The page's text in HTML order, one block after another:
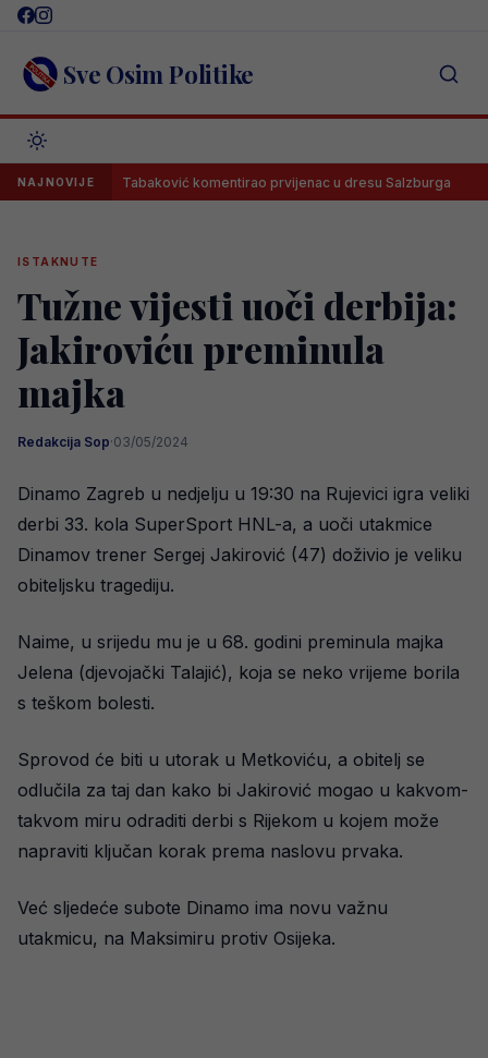
Skip
content Sve Osim Politike
NAJNOVIJETabaković komentirao prvijenac u dresu Salzburga
ISTAKNUTE
Tužne vijesti uoči derbija:
Jakiroviću preminula
majka
Redakcija Sop·03/05/2024
Dinamo Zagreb u nedjelju u 19:30 na Rujevici igra veliki
derbi 33. kola SuperSport HNL-a, a uoči utakmice
Dinamov trener Sergej Jakirović (47) doživio je veliku
obiteljsku tragediju.
Naime, u srijedu mu je u 68. godini preminula majka
Jelena (djevojački Talajić), koja se neko vrijeme borila
s teškom bolesti.
Sprovod će biti u utorak u Metkoviću, a obitelj se
odlučila za taj dan kako bi Jakirović mogao u kakvom-
takvom miru odraditi derbi s Rijekom u kojem može
napraviti ključan korak prema naslovu prvaka.
Već sljedeće subote Dinamo ima novu važnu
utakmicu, na Maksimiru protiv Osijeka.